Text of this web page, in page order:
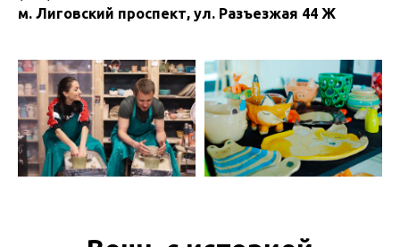
м. Лиговский проспект, ул. Разъезжая 44 Ж